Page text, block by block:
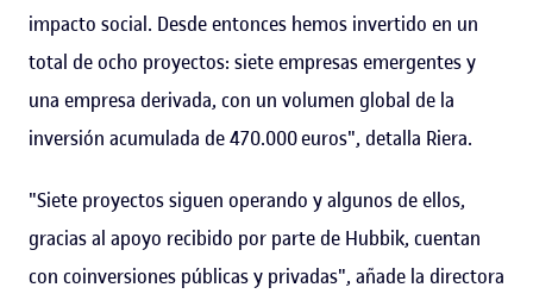
impacto social. Desde entonces hemos invertido en un
total de ocho proyectos: siete empresas emergentes y
una empresa derivada, con un volumen global de la
inversión acumulada de 470.000 euros", detalla Riera.
"Siete proyectos siguen operando y algunos de ellos,
gracias al apoyo recibido por parte de Hubbik, cuentan
con coinversiones públicas y privadas", añade la directora